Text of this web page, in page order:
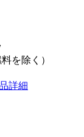
を除く）
詳細